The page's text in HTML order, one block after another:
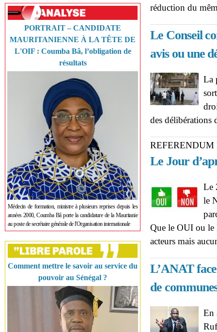
PORTRAIT – CANDIDATE
MAURITANIENNE À LA TÊTE DE
L'OIF : Coumba Bâ, l’obligation de
résultats
Médecin de formation, ministre à plusieurs reprises depuis les
années 2000, Coumba Bâ porte la candidature de la Mauritanie
au poste de secrétaire générale de l'Organisation internationale
Comment mettre le savoir au service du
pouvoir au Sénégal ?
réduction du
Le Conseil
avis ou une
La
des
Le Jour
Le
le
Que le OUI ou le
acteurs mais
L’ANAT
de
En